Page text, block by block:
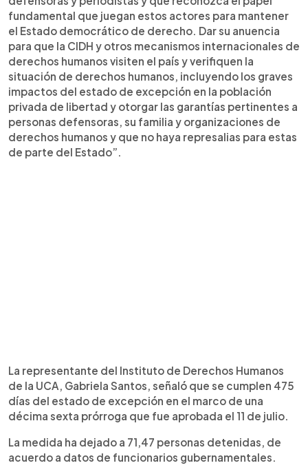
fundamental que juegan estos actores para mantener
el Estado democrático de derecho. Dar su anuencia
para que la CIDH y otros mecanismos internacionales de
derechos humanos visiten el país y verifiquen la
situación de derechos humanos, incluyendo los graves
impactos del estado de excepción en la población
privada de libertad y otorgar las garantías pertinentes a
personas defensoras, su familia y organizaciones de
derechos humanos y que no haya represalias para estas
de parte del Estado”.
La representante del Instituto de Derechos Humanos
de la UCA, Gabriela Santos, señaló que se cumplen 475
días del estado de excepción en el marco de una
décima sexta prórroga que fue aprobada el 11 de julio.
La medida ha dejado a 71,47 personas detenidas, de
acuerdo a datos de funcionarios gubernamentales.